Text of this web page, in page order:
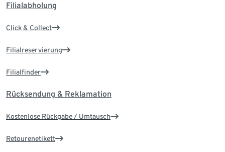
Filialabholung
Click & Collect
Filialreservierung
Filialfinder
Rücksendung & Reklamation
Kostenlose Rückgabe / Umtausch
Retourenetikett